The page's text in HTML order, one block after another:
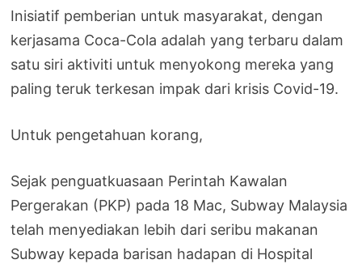
Inisiatif pemberian untuk masyarakat, dengan
kerjasama Coca-Cola adalah yang terbaru dalam
satu siri aktiviti untuk menyokong mereka yang
paling teruk terkesan impak dari krisis Covid-19.
Untuk pengetahuan korang,
Sejak penguatkuasaan Perintah Kawalan
Pergerakan (PKP) pada 18 Mac, Subway Malaysia
telah menyediakan lebih dari seribu makanan
Subway kepada barisan hadapan di Hospital